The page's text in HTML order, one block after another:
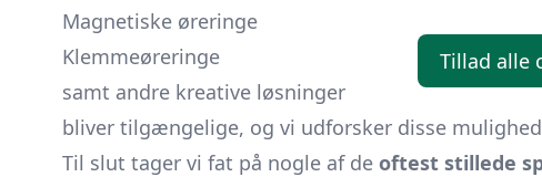
Magnetiske øreringe
Klemmeøreringe
samt andre kreative løsninger
bliver tilgængelige, og vi udforsker disse
Til slut tager vi fat på nogle af de oftest stillede
Tillad alle